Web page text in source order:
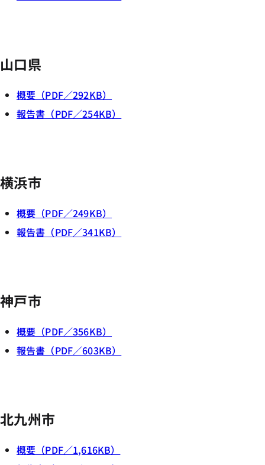
山口県
概要（PDF／292KB）
報告書（PDF／254KB）
横浜市
概要（PDF／249KB）
報告書（PDF／341KB）
神戸市
概要（PDF／356KB）
報告書（PDF／603KB）
北九州市
概要（PDF／1,616KB）